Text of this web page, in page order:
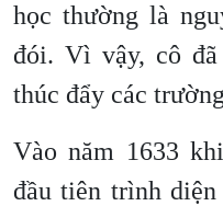
học thường là
đói. Vì vậy, cô
thúc đẩy các
Vào năm 1633
đầu tiên trình